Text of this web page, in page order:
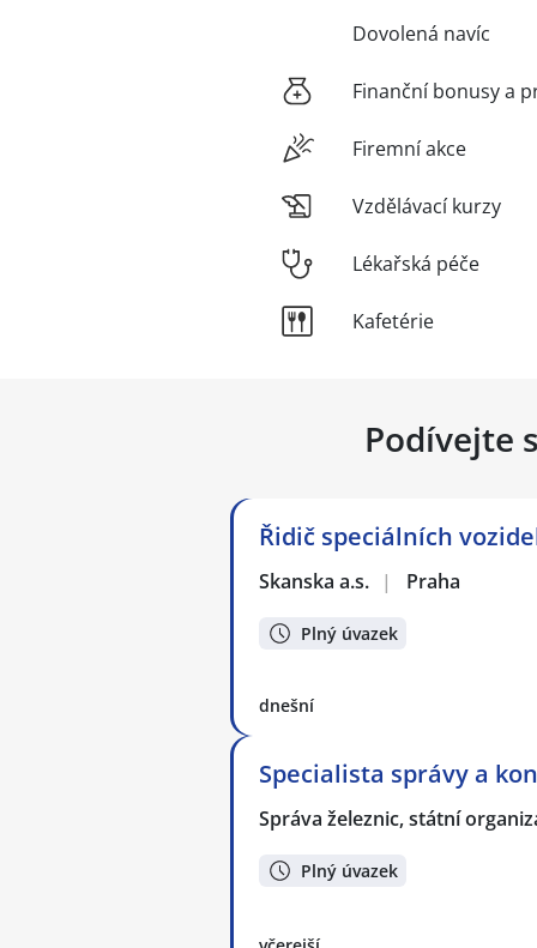
Dovolená navíc
Finanční bonusy a
Firemní akce
Vzdělávací kurzy
Lékařská péče
Kafetérie
Podívejte
Řidič speciálních
Skanska a.s. | Praha
Plný úvazek
dnešní
Specialista správy a
Správa železnic, státní
Plný úvazek